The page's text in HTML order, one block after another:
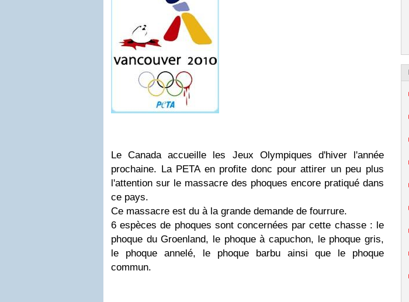
Le Canada accueille les Jeux Olympiques d'hiver l'année
prochaine. La PETA en profite donc pour attirer un peu plus
l'attention sur le massacre des phoques encore pratiqué dans
ce pays.
Ce massacre est du à la grande demande de fourrure.
6 espèces de phoques sont concernées par cette chasse : le
phoque du Groenland, le phoque à capuchon, le phoque gris,
le phoque annelé, le phoque barbu ainsi que le phoque
commun.